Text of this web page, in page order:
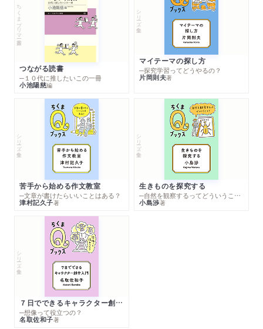
ちくまプリマー新書
つながる読書
─１０代に推したいこの一冊
小池陽慈編
シリーズ・全集
マイテーマの探し方
─探究学習ってどうやるの？
片岡則夫著
シリーズ・全集
苦手から始める作文教室
─文章が書けたらいいことはある？
津村記久子著
シリーズ・全集
生きものを探究する
─自然を観察するってどういうこと？
小島渉著
シリーズ・全集
７日でできるキャラクター創作入門
─想像って役立つの？
名取佐和子著